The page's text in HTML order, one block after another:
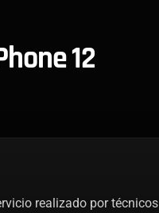
12
realizado por técnicos